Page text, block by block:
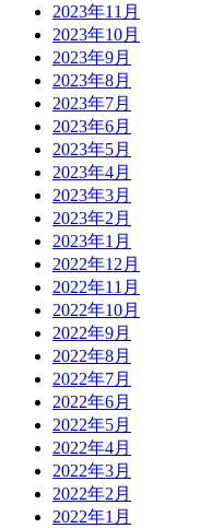
2023年11月
2023年10月
2023年9月
2023年8月
2023年7月
2023年6月
2023年5月
2023年4月
2023年3月
2023年2月
2023年1月
2022年12月
2022年11月
2022年10月
2022年9月
2022年8月
2022年7月
2022年6月
2022年5月
2022年4月
2022年3月
2022年2月
2022年1月